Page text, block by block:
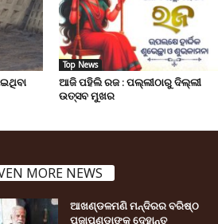
Top News
ଆଜି ପହିଲି ରଜ : ପଲ୍ଲୀଠାରୁ ଦିଲ୍ଲୀ
ଉତ୍ସବ ମୁଖର
MORE NEWS
ଆଖଣ୍ଡଳମଣି ମନ୍ଦିରର ବରିଷ୍ଠ
ପୂଜାପଣ୍ଡାଙ୍କ ଦେହାନ୍ତ